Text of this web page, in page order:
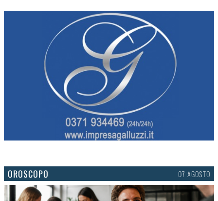
OROSCOPO 07 AGOSTO